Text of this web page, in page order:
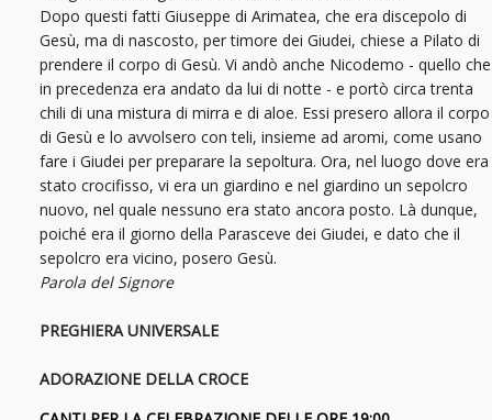
Dopo questi fatti Giuseppe di Arimatea, che era discepolo di
Gesù, ma di nascosto, per timore dei Giudei, chiese a Pilato di
prendere il corpo di Gesù. Vi andò anche Nicodemo - quello che
in precedenza era andato da lui di notte - e portò circa trenta
chili di una mistura di mirra e di aloe. Essi presero allora il corpo
di Gesù e lo avvolsero con teli, insieme ad aromi, come usano
fare i Giudei per preparare la sepoltura. Ora, nel luogo dove era
stato crocifisso, vi era un giardino e nel giardino un sepolcro
nuovo, nel quale nessuno era stato ancora posto. Là dunque,
poiché era il giorno della Parasceve dei Giudei, e dato che il
sepolcro era vicino, posero Gesù.
Parola del Signore
PREGHIERA UNIVERSALE
ADORAZIONE DELLA CROCE